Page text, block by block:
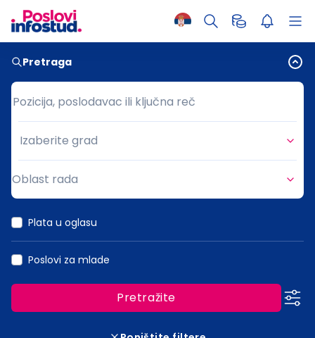
Pretraga
Pozicija, poslodavac ili ključna reč
Pozicija, poslodavac ili ključna reč
Grad
Izaberite grad
Oblast rada
Plata u oglasu
Poslovi za mlade
Pretražite